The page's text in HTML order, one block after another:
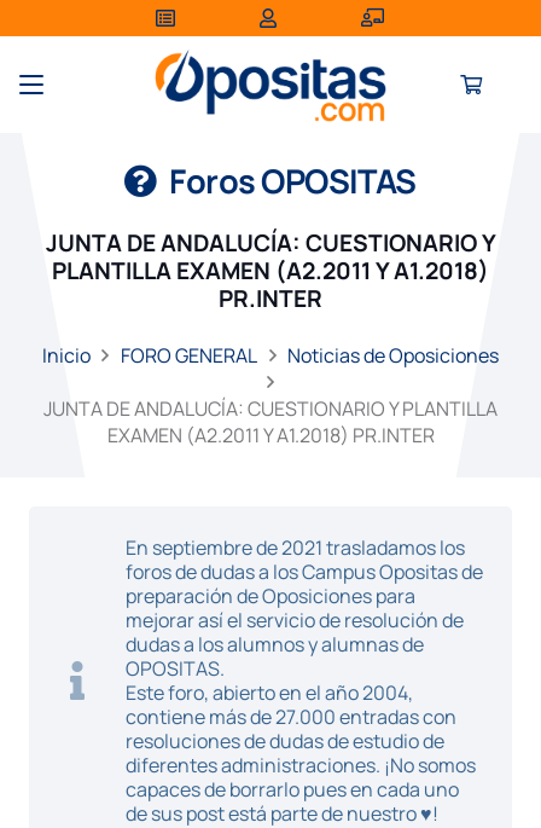
Foros OPOSITAS
JUNTA DE ANDALUCÍA: CUESTIONARIO Y
PLANTILLA EXAMEN (A2.2011 Y A1.2018)
PR.INTER
Inicio FORO GENERAL
Noticias de Oposiciones
JUNTA DE ANDALUCÍA: CUESTIONARIO Y PLANTILLA
EXAMEN (A2.2011 Y A1.2018) PR.INTER
En septiembre de 2021 trasladamos los
foros de dudas a los Campus Opositas de
preparación de Oposiciones para
mejorar así el servicio de resolución de
dudas a los alumnos y alumnas de
OPOSITAS.
Este foro, abierto en el año 2004,
contiene más de 27.000 entradas con
resoluciones de dudas de estudio de
diferentes administraciones. ¡No somos
capaces de borrarlo pues en cada uno
de sus post está parte de nuestro ♥!